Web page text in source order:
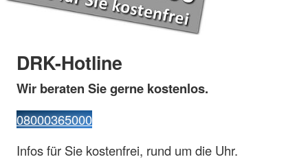
DRK-Hotline
Wir beraten Sie gerne kostenlos.
08000365000
Infos für Sie kostenfrei, rund um die Uhr.